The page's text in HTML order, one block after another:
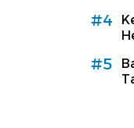
#4
#5